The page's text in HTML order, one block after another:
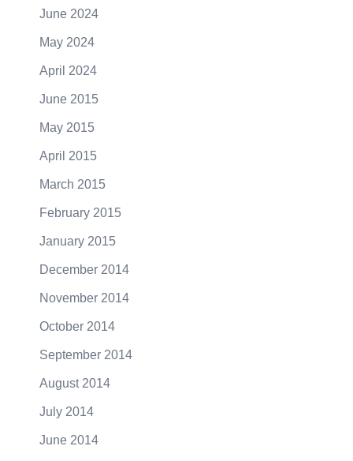
June 2024
May 2024
April 2024
June 2015
May 2015
April 2015
March 2015
February 2015
January 2015
December 2014
November 2014
October 2014
September 2014
August 2014
July 2014
June 2014